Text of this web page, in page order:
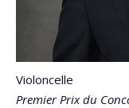
Violoncelle
Premier Prix du